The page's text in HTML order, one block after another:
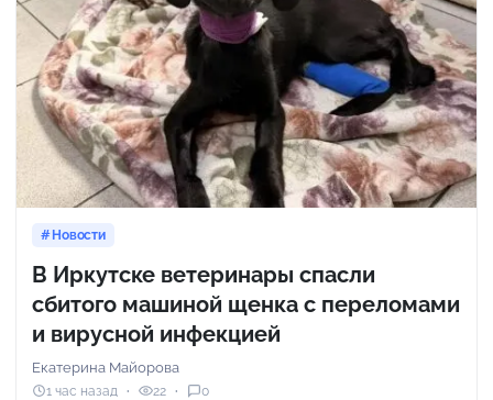
Новости
В Иркутске ветеринары спасли
сбитого машиной щенка с переломами
и вирусной инфекцией
Екатерина Майорова
1 час назад 22 0